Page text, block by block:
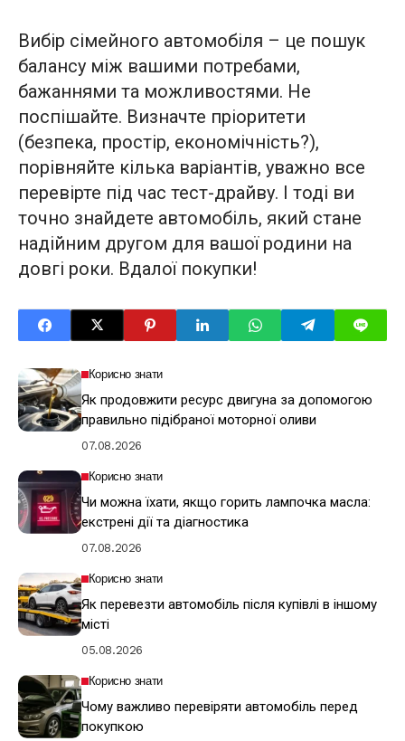
Вибір сімейного автомобіля – це пошук
балансу між вашими потребами,
бажаннями та можливостями. Не
поспішайте. Визначте пріоритети
(безпека, простір, економічність?),
порівняйте кілька варіантів, уважно все
перевірте під час тест-драйву. І тоді ви
точно знайдете автомобіль, який стане
надійним другом для вашої родини на
довгі роки. Вдалої покупки!
Корисно знати
Як продовжити ресурс двигуна за допомогою
правильно підібраної моторної оливи
07.08.2026
Корисно знати
Чи можна їхати, якщо горить лампочка масла:
екстрені дії та діагностика
07.08.2026
Корисно знати
Як перевезти автомобіль після купівлі в іншому
місті
05.08.2026
Корисно знати
Чому важливо перевіряти автомобіль перед
покупкою